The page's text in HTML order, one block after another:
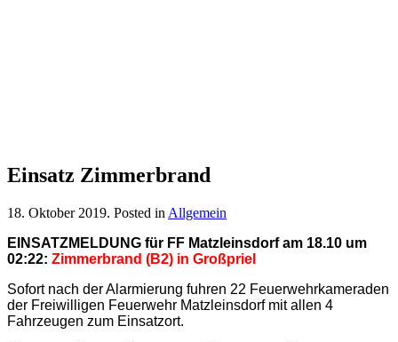
Einsatz Zimmerbrand
18. Oktober 2019. Posted in Allgemein
EINSATZMELDUNG für FF Matzleinsdorf am 18.10 um
02:22: Zimmerbrand (B2) in Großpriel
Sofort nach der Alarmierung fuhren 22 Feuerwehrkameraden
der Freiwilligen Feuerwehr Matzleinsdorf mit allen 4
Fahrzeugen zum Einsatzort.